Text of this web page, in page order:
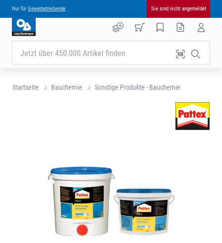
Nur für Gewerbetreibende Sie sind nicht angemeldet
Jetzt über 450.000 Artikel finden
Startseite Bauchemie Sonstige Produkte - Bauchemie